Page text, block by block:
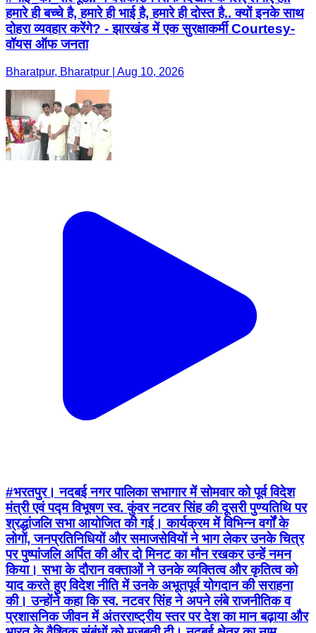
हमारे ही बच्चे है, हमारे ही भाई है, हमारे ही दोस्त है.. क्यों इनके साथ
दोहरा व्यवहार करेंगे? - झारखंड में एक सुरक्षाकर्मी Courtesy-
वॉयस ऑफ जनता
Bharatpur, Bharatpur | Aug 10, 2026
#भरतपुर। नदबई नगर पालिका सभागार में सोमवार को पूर्व विदेश
मंत्री एवं पद्म विभूषण स्व. कुंवर नटवर सिंह की दूसरी पुण्यतिथि पर
श्रद्धांजलि सभा आयोजित की गई। कार्यक्रम में विभिन्न वर्गों के
लोगों, जनप्रतिनिधियों और समाजसेवियों ने भाग लेकर उनके चित्र
पर पुष्पांजलि अर्पित की और दो मिनट का मौन रखकर उन्हें नमन
किया। ​सभा के दौरान वक्ताओं ने उनके व्यक्तित्व और कृतित्व को
याद करते हुए विदेश नीति में उनके अभूतपूर्व योगदान की सराहना
की। उन्होंने कहा कि स्व. नटवर सिंह ने अपने लंबे राजनीतिक व
प्रशासनिक जीवन में अंतरराष्ट्रीय स्तर पर देश का मान बढ़ाया और